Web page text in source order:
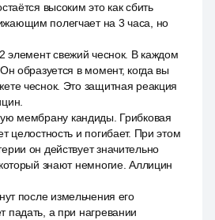
высоким это как сбить
полегчает на 3 часа, но
элемент свежий чеснок. В каждом
образуется в момент, когда вы
чеснок. Это защитная реакция
мембрану кандиды. Грибковая
целостность и погибает. При этом
он действует значительно
знают немногие. Аллицин
после измельчения его
падать, а при нагревании